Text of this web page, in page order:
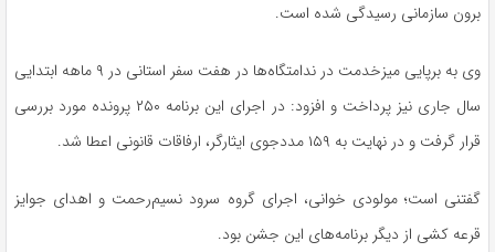
برون سازمانی رسیدگی شده است.
وی به برپایی میزخدمت در ندامتگاه‌ها در هفت سفر استانی در ۹ ماهه ابتدایی
سال جاری نیز پرداخت و افزود: در اجرای این برنامه ۲۵۰ پرونده مورد بررسی
قرار گرفت و در نهایت به ۱۵۹ مددجوی ایثارگر، ارفاقات قانونی اعطا شد.
گفتنی است؛ مولودی خوانی، اجرای گروه سرود نسیم‌رحمت و اهدای جوایز
قرعه کشی از دیگر برنامه‌های این جشن بود.